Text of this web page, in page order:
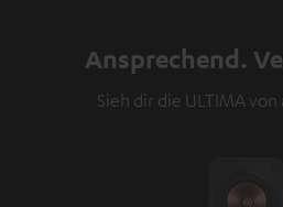
Ansprechend.
Sieh dir die ULTIMA